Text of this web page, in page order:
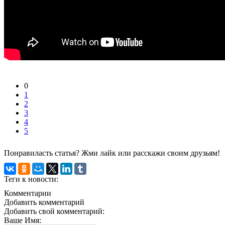
0
1
2
3
4
5
Понравиласть статья? Жми лайк или расскажи своим друзьям!
Теги к новости:
Комментарии
Добавить комментарий
Добавить свой комментарий:
Ваше Имя: